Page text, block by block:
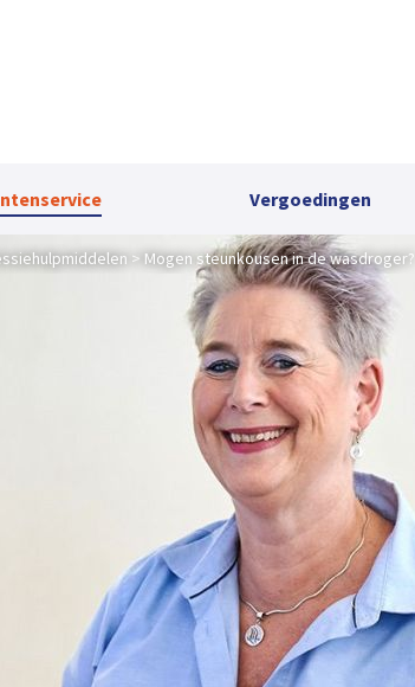
Vergoedingen
Mogen steunkousen in de wasdroger?